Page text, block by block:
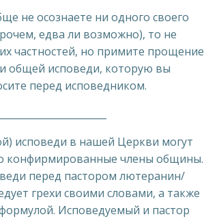
не осознаете ни одного своего
едва ли возможно), то не
частностей, но примите прощение
общей исповеди, которую вы
перед исповедником.
исповеди в нашей Церкви могут
конфирмированные члены общины.
перед пастором лютеранин/
грехи своими словами, а также
Исповедуемый и пастор